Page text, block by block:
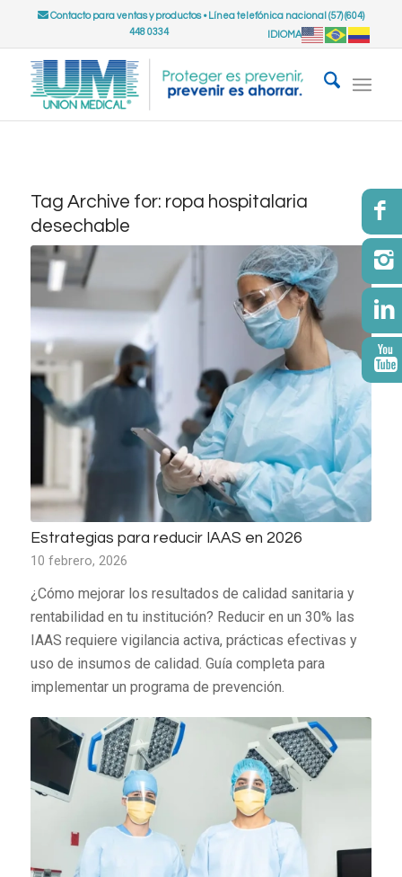
Contacto para ventas y productos• Línea telefónica nacional (57) (604)
448 0334
IDIOMA
Tag Archive for: ropa hospitalaria
desechable
Estrategias para reducir IAAS en 2026
10 febrero, 2026
¿Cómo mejorar los resultados de calidad sanitaria y
rentabilidad en tu institución? Reducir en un 30% las
IAAS requiere vigilancia activa, prácticas efectivas y
uso de insumos de calidad. Guía completa para
implementar un programa de prevención.